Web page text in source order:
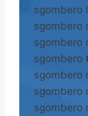
sgombero
sgombero
sgombero
sgombero
sgombero
sgombero
sgombero